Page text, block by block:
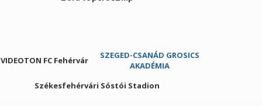
VIDEOTON FC Fehérvár
SZEGED-CSANÁD GROSICS
AKADÉMIA
Székesfehérvári Sóstói Stadion